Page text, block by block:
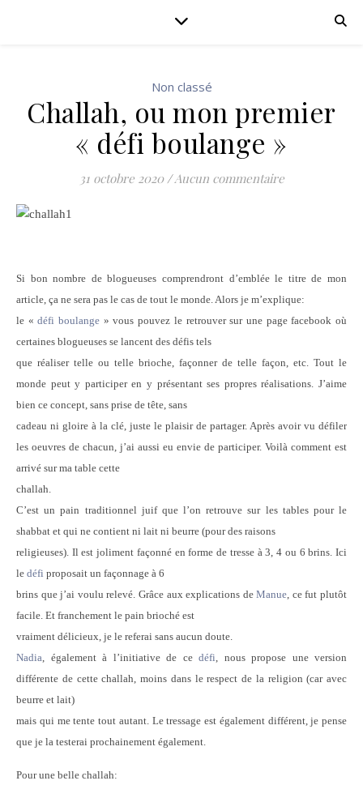
Non classé
Challah, ou mon premier
« défi boulange »
31 octobre 2020 /Aucun commentaire
Si bon nombre de blogueuses comprendront d’emblée le titre de mon
article, ça ne sera pas le cas de tout le monde. Alors je m’explique:
le «défi boulange » vous pouvez le retrouver sur une page facebook où
certaines blogueuses se lancent des défis tels
que réaliser telle ou telle brioche, façonner de telle façon, etc. Tout le
monde peut y participer en y présentant ses propres réalisations. J’aime
bien ce concept, sans prise de tête, sans
cadeau ni gloire à la clé, juste le plaisir de partager. Après avoir vu défiler
les oeuvres de chacun, j’ai aussi eu envie de participer. Voilà comment est
arrivé sur ma table cette
challah.
C’est un pain traditionnel juif que l’on retrouve sur les tables pour le
shabbat et qui ne contient ni lait ni beurre (pour des raisons
religieuses). Il est joliment façonné en forme de tresse à 3, 4 ou 6 brins. Ici
le défi proposait un façonnage à 6
brins que j’ai voulu relevé. Grâce aux explications deManue, ce fut plutôt
facile. Et franchement le pain brioché est
vraiment délicieux, je le referai sans aucun doute.
Nadia, également à l’initiative de ce défi, nous propose une version
différente de cette challah, moins dans le respect de la religion (car avec
beurre et lait)
mais qui me tente tout autant. Le tressage est également différent, je pense
que je la testerai prochainement également.
Pour une belle challah: